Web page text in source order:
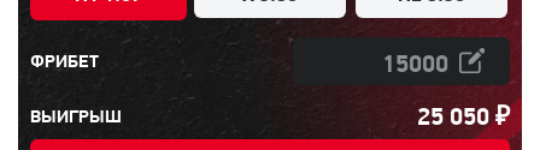
ФРИБЕТ
ВЫИГРЫШ 25 050₽